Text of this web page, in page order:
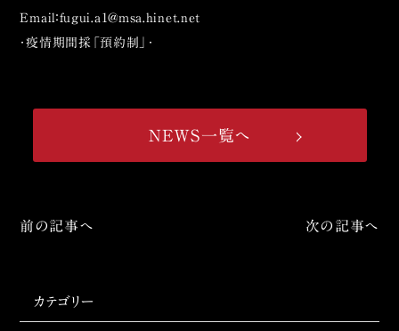
Email：fugui.a1@msa.hinet.net
・疫情期間採「預約制」・
NEWS一覧へ
前の記事へ 次の記事へ
カテゴリー